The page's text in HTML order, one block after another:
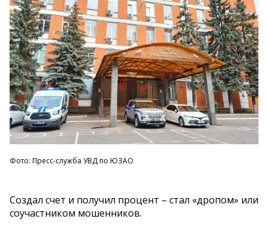
Фото: Пресс-служба УВД по ЮЗАО
Создал счет и получил процент – стал «дропом» или
соучастником мошенников.